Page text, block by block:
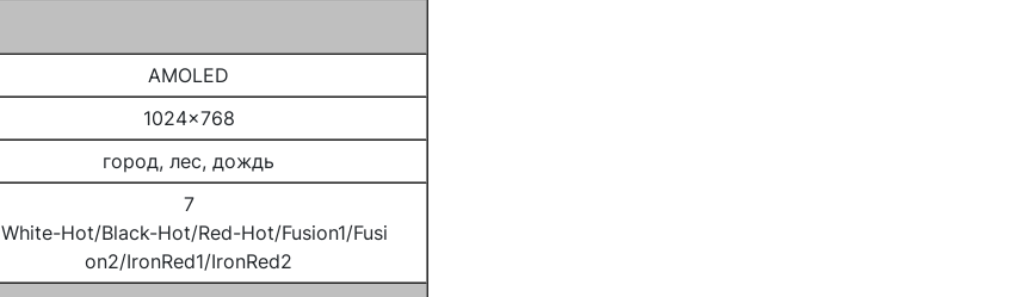
AMOLED
1024x768
город, лес, дождь
7
White-Hot/Black-Hot/Red-Hot/Fusion1/Fusi
on2/IronRed1/IronRed2